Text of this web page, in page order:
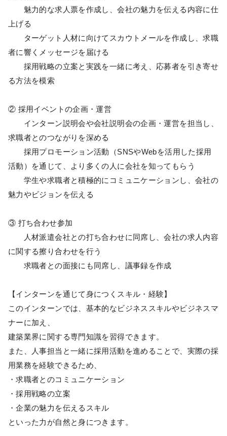
魅力的な求人票を作成し、会社の魅力を伝える内容に仕
上げる
ターゲット人材に向けてスカウトメールを作成し、求職
者に響くメッセージを届ける
採用戦略の立案と実践を一緒に考え、応募者を引き寄せ
る方法を模索
② 採用イベントの企画・運営
インターン説明会や会社説明会の企画・運営を担当し、
求職者とのつながりを深める
採用プロモーション活動（SNSやWebを活用した採用
活動）を通じて、より多くの人に会社を知ってもらう
学生や求職者と積極的にコミュニケーションし、会社の
魅力やビジョンを伝える
③ 打ち合わせ参加
人材派遣会社との打ち合わせに同席し、会社の求人内容
に関する擦り合わせを行う
求職者との面接にも同席し、議事録を作成
【インターンを通じて身につくスキル・経験】
このインターンでは、基本的なビジネススキルやビジネスマ
ナーに加え、
建築業界に関する専門知識を習得できます。
また、人事担当と一緒に採用活動を進めることで、実際の採
用業務を経験できるため、
・求職者とのコミュニケーション
・採用戦略の立案
・企業の魅力を伝えるスキル
といった力が自然と身につきます。